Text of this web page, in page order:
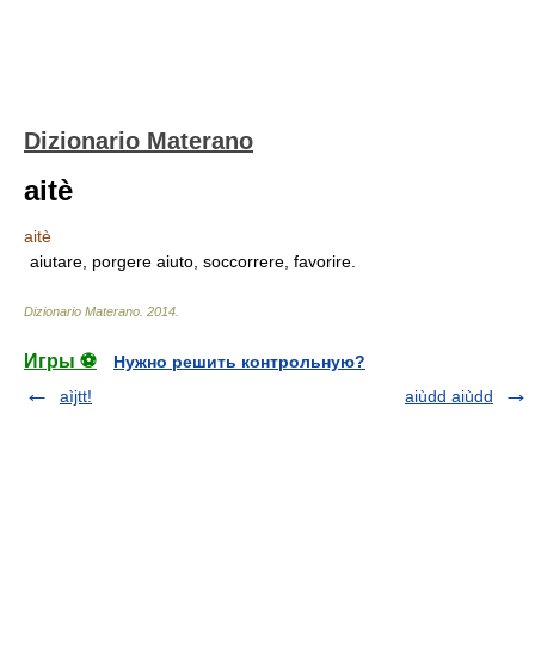
Dizionario Materano
aitè
aitè
aiutare, porgere aiuto, soccorrere, favorire.
Dizionario Materano 2014
Игры ⚽
Нужно решить контрольную?
aìjtt!
aiùdd aiùdd